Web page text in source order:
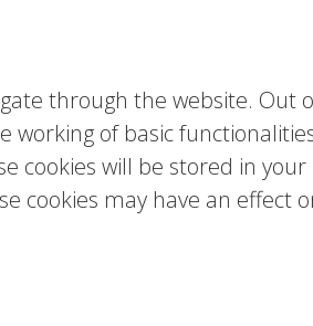
through the website. Out
of basic
will be stored in
cookies may have an effect